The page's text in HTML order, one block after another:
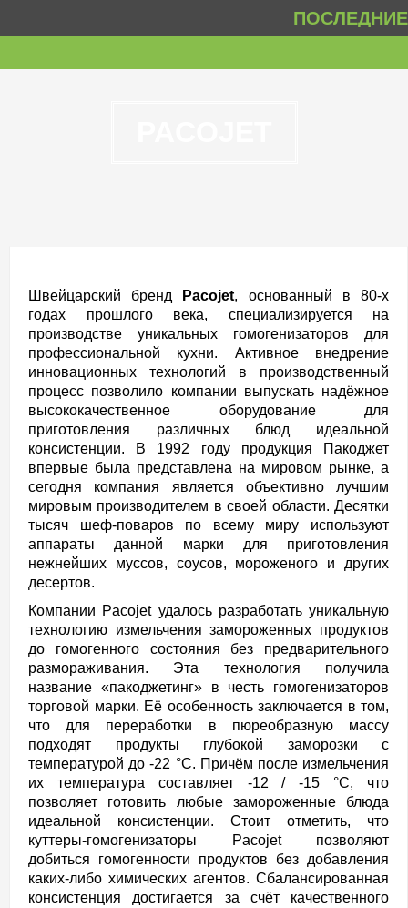
Швейцарский бренд Pacojet, основанный в 80-х
годах прошлого века, специализируется на
производстве уникальных гомогенизаторов для
профессиональной кухни. Активное внедрение
инновационных технологий в производственный
процесс позволило компании выпускать надёжное
высококачественное оборудование для
приготовления различных блюд идеальной
консистенции. В 1992 году продукция Пакоджет
впервые была представлена на мировом рынке, а
сегодня компания является объективно лучшим
мировым производителем в своей области. Десятки
тысяч шеф-поваров по всему миру используют
аппараты данной марки для приготовления
нежнейших муссов, соусов, мороженого и других
десертов.
Компании Pacojet удалось разработать уникальную
технологию измельчения замороженных продуктов
до гомогенного состояния без предварительного
размораживания. Эта технология получила
название «пакоджетинг» в честь гомогенизаторов
торговой марки. Её особенность заключается в том,
что для переработки в пюреобразную массу
подходят продукты глубокой заморозки с
температурой до -22 °С. Причём после измельчения
их температура составляет -12 / -15 °C, что
позволяет готовить любые замороженные блюда
идеальной консистенции. Стоит отметить, что
куттеры-гомогенизаторы Pacojet позволяют
добиться гомогенности продуктов без добавления
каких-либо химических агентов. Сбалансированная
консистенция достигается за счёт качественного